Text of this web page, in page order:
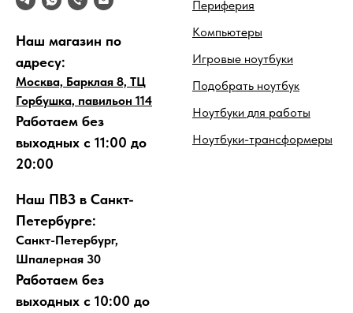
Наш магазин по
адресу:
Москва, Барклая 8, ТЦ
Горбушка, павильон 114
Работаем без
выходных с 11:00 до
20:00
Наш ПВЗ в Санкт-
Петербурге:
Санкт-Петербург,
Шпалерная 30
Работаем без
выходных с 10:00 до
Периферия
Компьютеры
Игровые ноутбуки
Подобрать ноутбук
Ноутбуки для работы
Ноутбуки-трансформеры